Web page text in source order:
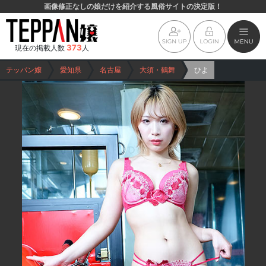
画像修正なしの娘だけを紹介する風俗サイトの決定版！
現在の掲載人数 373 人
テッパン嬢 愛知県 名古屋 大須・鶴舞 ひよ